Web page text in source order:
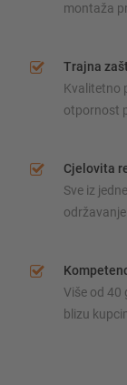
montaža
Trajna
Kvalitetno
otpornost
Cjelovita
Sve iz
održavanje
Više od 40
blizu